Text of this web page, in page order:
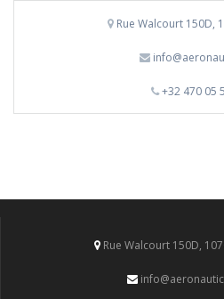
Rue Walcourt 150D,
+32 470 05
Rue Walcourt 150D,